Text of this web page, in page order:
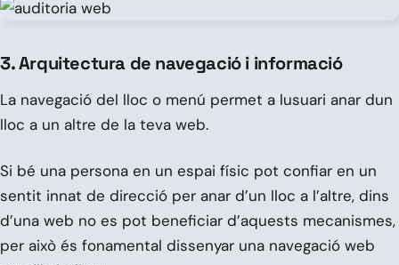
3. Arquitectura de navegació i informació
La navegació del lloc o menú permet a lusuari anar dun
lloc a un altre de la teva web.
Si bé una persona en un espai físic pot confiar en un
sentit innat de direcció per anar d’un lloc a l’altre, dins
d’una web no es pot beneficiar d’aquests mecanismes,
per això és fonamental dissenyar una navegació web